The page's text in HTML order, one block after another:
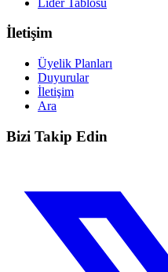
İletişim
Üyelik Planları
Duyurular
İletişim
Ara
Bizi Takip Edin